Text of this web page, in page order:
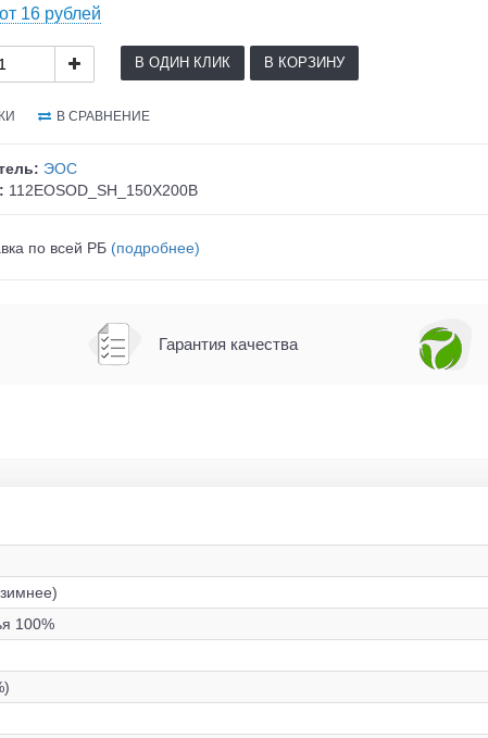
16 рублей
В ОДИН КЛИК В КОРЗИНУ
В СРАВНЕНИЕ
ЭОС
112EOSOD_SH_150X200B
по всей РБ (подробнее)
Гарантия качества
100%